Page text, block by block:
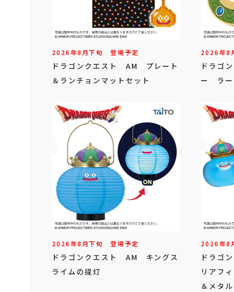
2026年8月下旬 登場予定
ドラゴンクエスト AM プレート
＆ランチョンマットセット
2026年8
ドラゴ
ー ラー
2026年8月下旬 登場予定
ドラゴンクエスト AM キングス
ライムの提灯
2026年8
ドラゴ
リアフ
＆メタ